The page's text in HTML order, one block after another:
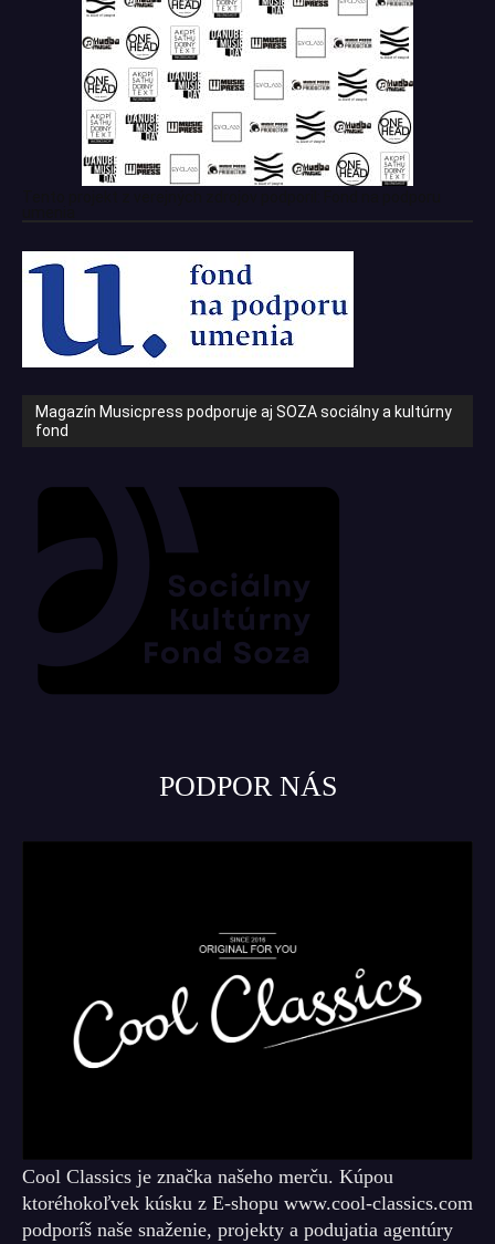
Magazín Musicpress podporuje aj SOZA sociálny a kultúrny
fond
PODPOR NÁS
Cool Classics je značka našeho merču. Kúpou
ktoréhokoľvek kúsku z E-shopu www.cool-classics.com
podporíš naše snaženie, projekty a podujatia agentúry